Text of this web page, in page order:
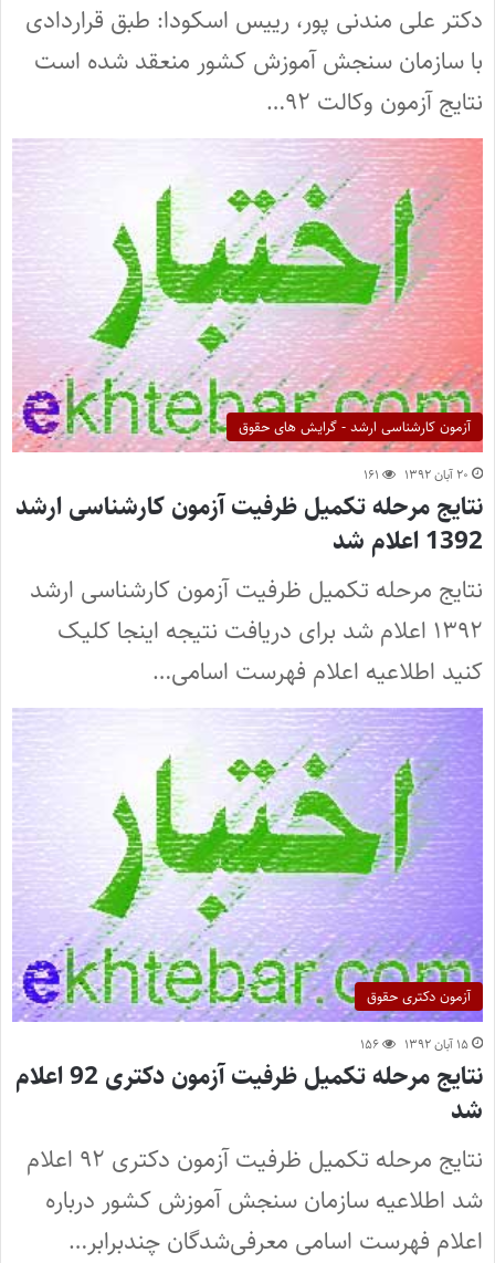
دکتر علی مندنی پور، رییس اسکودا: طبق قراردادی
با سازمان سنجش آموزش کشور منعقد شده است
نتایج آزمون وکالت ۹۲…
آزمون کارشناسی ارشد - گرایش های حقوق
۲۰ آبان ۱۳۹۲ ۱۶۱
نتایج مرحله تکمیل ظرفیت آزمون کارشناسی ارشد
1392 اعلام شد
نتایج مرحله تکمیل ظرفیت آزمون کارشناسی ارشد
۱۳۹۲ اعلام شد برای دریافت نتیجه اینجا کلیک
کنید اطلاعیه اعلام فهرست اسامی…
آزمون دکتری حقوق
۱۵ آبان ۱۳۹۲ ۱۵۶
نتایج مرحله تکمیل ظرفیت آزمون دکتری 92 اعلام
شد
نتایج مرحله تکمیل ظرفیت آزمون دکتری ۹۲ اعلام
شد اطلاعیه سازمان سنجش آموزش کشور درباره
اعلام فهرست اسامی معرفی‌شدگان چندبرابر…